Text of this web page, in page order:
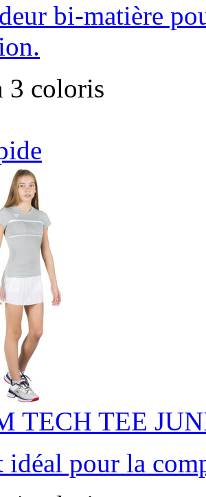
bi-matière
3 coloris
TECH TEE
idéal pour la